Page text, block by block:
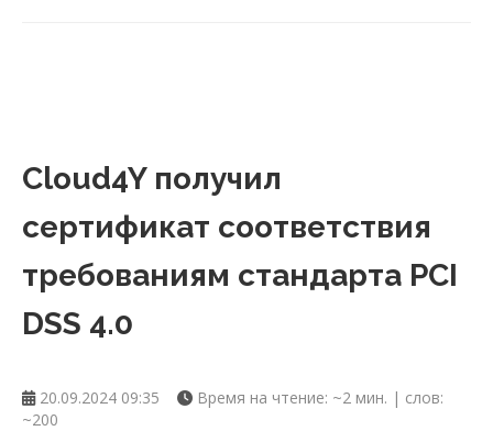
Cloud4Y получил
сертификат соответствия
требованиям стандарта PCI
DSS 4.0
20.09.2024 09:35
Время на чтение: ~2 мин. | слов:
~200